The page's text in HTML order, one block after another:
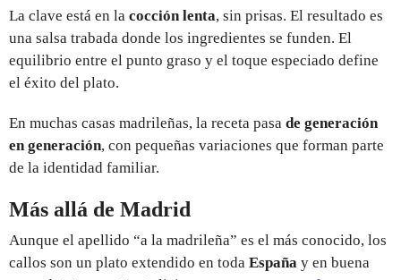
La clave está en la cocción lenta, sin prisas. El resultado es
una salsa trabada donde los ingredientes se funden. El
equilibrio entre el punto graso y el toque especiado define
el éxito del plato.
En muchas casas madrileñas, la receta pasa de generación
en generación, con pequeñas variaciones que forman parte
de la identidad familiar.
Más allá de Madrid
Aunque el apellido “a la madrileña” es el más conocido, los
callos son un plato extendido en toda España y en buena